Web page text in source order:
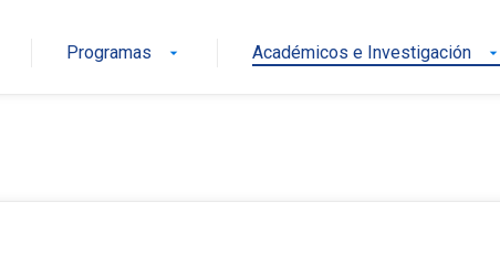
Programas arrow_drop_down Académicos e Investigación arrow_drop_down